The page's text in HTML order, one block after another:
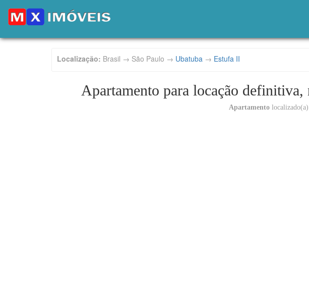
Localização: Brasil → São Paulo → Ubatuba → Estufa II
Apartamento para locação
Apartamento